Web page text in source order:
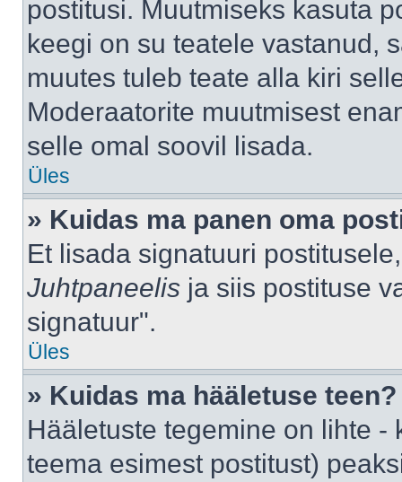
postitusi. Muutmiseks kasuta
keegi on su teatele vastanud,
muutes tuleb teate alla kiri
Moderaatorite muutmisest
selle omal soovil lisada.
Üles
» Kuidas ma panen oma
Et lisada signatuuri
Juhtpaneelis ja siis postituse
signatuur".
Üles
» Kuidas ma hääletuse teen?
Hääletuste tegemine on lihte
teema esimest postitust)